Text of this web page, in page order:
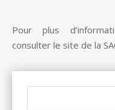
Pour plus
consulter le site de la